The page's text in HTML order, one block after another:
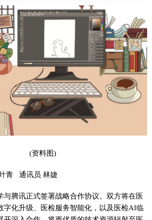
(资料图)
青 通讯员 林婕
与腾讯正式签署战略合作协议。双方将在医
字化升级、医检服务智能化，以及医检AI临